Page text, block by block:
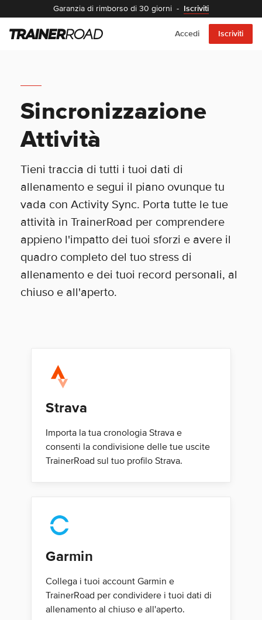
Garanzia di rimborso di 30 giorni - Iscriviti
Accedi Iscriviti
Sincronizzazione
Attività
Tieni traccia di tutti i tuoi dati di
allenamento e segui il piano ovunque tu
vada con Activity Sync. Porta tutte le tue
attività in TrainerRoad per comprendere
appieno l'impatto dei tuoi sforzi e avere il
quadro completo del tuo stress di
allenamento e dei tuoi record personali, al
chiuso e all'aperto.
Strava
Importa la tua cronologia Strava e
consenti la condivisione delle tue uscite
TrainerRoad sul tuo profilo Strava.
Garmin
Collega i tuoi account Garmin e
TrainerRoad per condividere i tuoi dati di
allenamento al chiuso e all'aperto.